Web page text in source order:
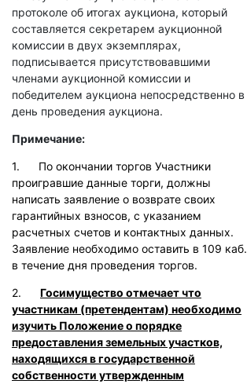
протоколе об итогах аукциона, который
составляется секретарем аукционной
комиссии в двух экземплярах,
подписывается присутствовавшими
членами аукционной комиссии и
победителем аукциона непосредственно в
день проведения аукциона.
Примечание:
1. По окончании торгов Участники
проигравшие данные торги, должны
написать заявление о возврате своих
гарантийных взносов, с указанием
расчетных счетов и контактных данных.
Заявление необходимо оставить в 109 каб.
в течение дня проведения торгов.
2. Госимущество отмечает что
участникам (претендентам) необходимо
изучить Положение о порядке
предоставления земельных участков,
находящихся в государственной
собственности утвержденным